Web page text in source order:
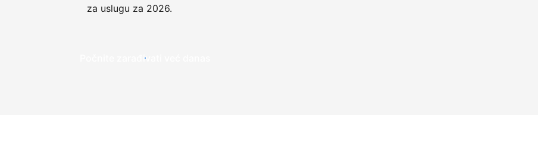
za uslugu za 2026.
Počnite zarađivati već ​​danas